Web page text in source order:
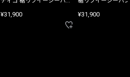
¥31,900 ¥31,900